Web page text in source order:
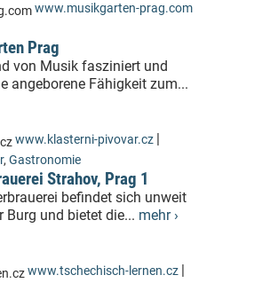
www.musikgarten-prag.com
Prag
von Musik fasziniert und
angeborene Fähigkeit zum...
www.klasterni-pivovar.cz |
, Gastronomie
Strahov, Prag 1
befindet sich unweit
Burg und bietet die... mehr ›
www.tschechisch-lernen.cz |